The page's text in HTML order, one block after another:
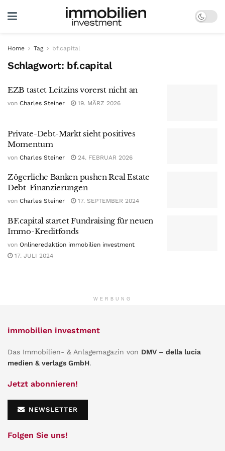
Home Tag bf.capital
Schlagwort: bf.capital
EZB tastet Leitzins vorerst nicht an
von Charles Steiner 19. MÄRZ 2026
Private-Debt-Markt sieht positives
Momentum
von Charles Steiner 24. FEBRUAR 2026
Zögerliche Banken pushen Real Estate
Debt-Finanzierungen
von Charles Steiner 17. SEPTEMBER 2024
BF.capital startet Fundraising für neuen
Immo-Kreditfonds
von Onlineredaktion immobilien investment
17. JULI 2024
WERBUNG
immobilien investment
Das Immobilien- & Anlagemagazin von DMV – della lucia
medien & verlags GmbH.
Jetzt abonnieren!
NEWSLETTER
Folgen Sie uns!